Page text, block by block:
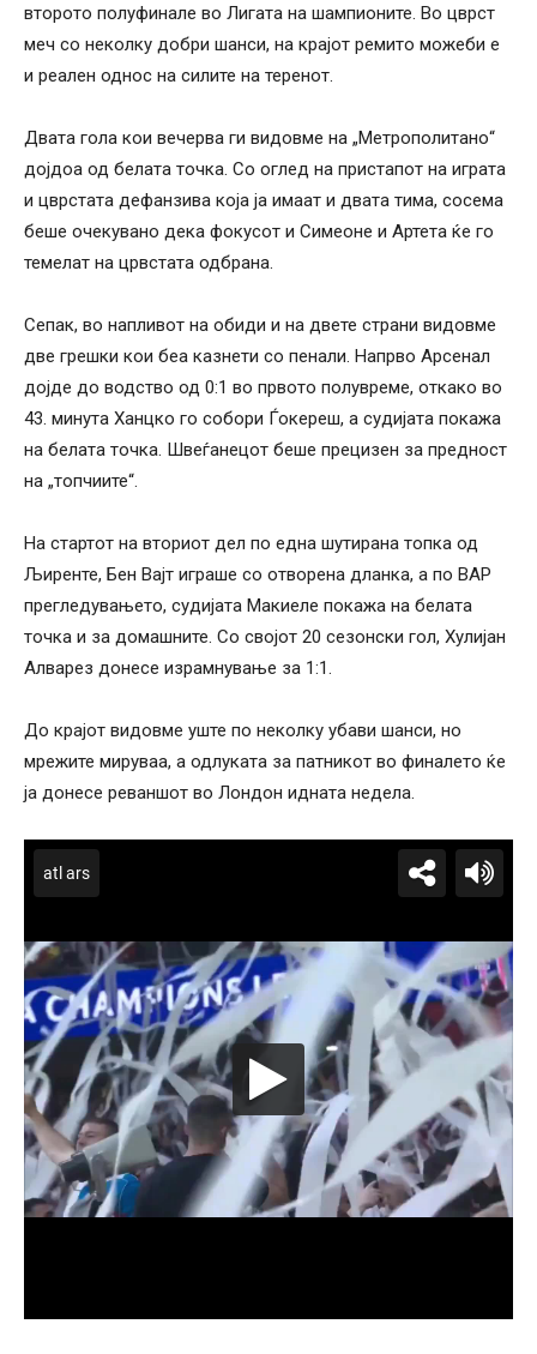
второто полуфинале во Лигата на шампионите. Во цврст
меч со неколку добри шанси, на крајот ремито можеби е
и реален однос на силите на теренот.
Двата гола кои вечерва ги видовме на „Метрополитано“
дојдоа од белата точка. Со оглед на пристапот на играта
и цврстата дефанзива која ја имаат и двата тима, сосема
беше очекувано дека фокусот и Симеоне и Артета ќе го
темелат на црвстата одбрана.
Сепак, во напливот на обиди и на двете страни видовме
две грешки кои беа казнети со пенали. Напрво Арсенал
дојде до водство од 0:1 во првото полувреме, откако во
43. минута Ханцко го собори Ѓокереш, а судијата покажа
на белата точка. Швеѓанецот беше прецизен за предност
на „топчиите“.
На стартот на вториот дел по една шутирана топка од
Љиренте, Бен Вајт играше со отворена дланка, а по ВАР
прегледувањето, судијата Макиеле покажа на белата
точка и за домашните. Со својот 20 сезонски гол, Хулијан
Алварез донесе израмнување за 1:1.
До крајот видовме уште по неколку убави шанси, но
мрежите мируваа, а одлуката за патникот во финалето ќе
ја донесе реваншот во Лондон идната недела.